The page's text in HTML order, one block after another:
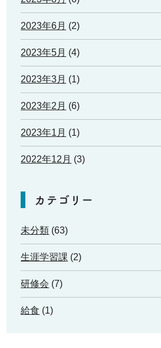
2023年6月 (2)
2023年5月 (4)
2023年3月 (1)
2023年2月 (6)
2023年1月 (1)
2022年12月 (3)
カテゴリー
未分類 (63)
生涯学習課 (2)
研修会 (7)
給食 (1)